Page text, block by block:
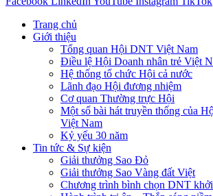
Trang chủ
Giới thiệu
Tổng quan Hội DNT Việt Nam
Điều lệ Hội Doanh nhân trẻ Việt
Hệ thống tổ chức Hội cả nước
Lãnh đạo Hội đương nhiệm
Cơ quan Thường trực Hội
Một số bài hát truyền thống của
Việt Nam
Kỷ yếu 30 năm
Tin tức & Sự kiện
Giải thưởng Sao Đỏ
Giải thưởng Sao Vàng đất Việt
Chương trình bình chọn DNT